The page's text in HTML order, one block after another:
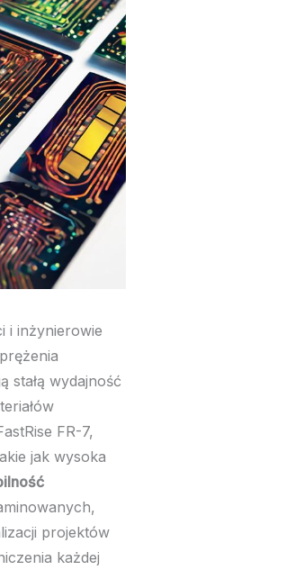
i inżynierowie
stałą wydajność
FR-7,
jak wysoka
projektów
każdej